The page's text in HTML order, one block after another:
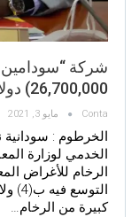
شركة
26,700,000) دولار
Conta مايو 3, 2021
الخرطوم :
الخدمي لوزارة
الرخام للأغراض
كبيرة من الرخام…